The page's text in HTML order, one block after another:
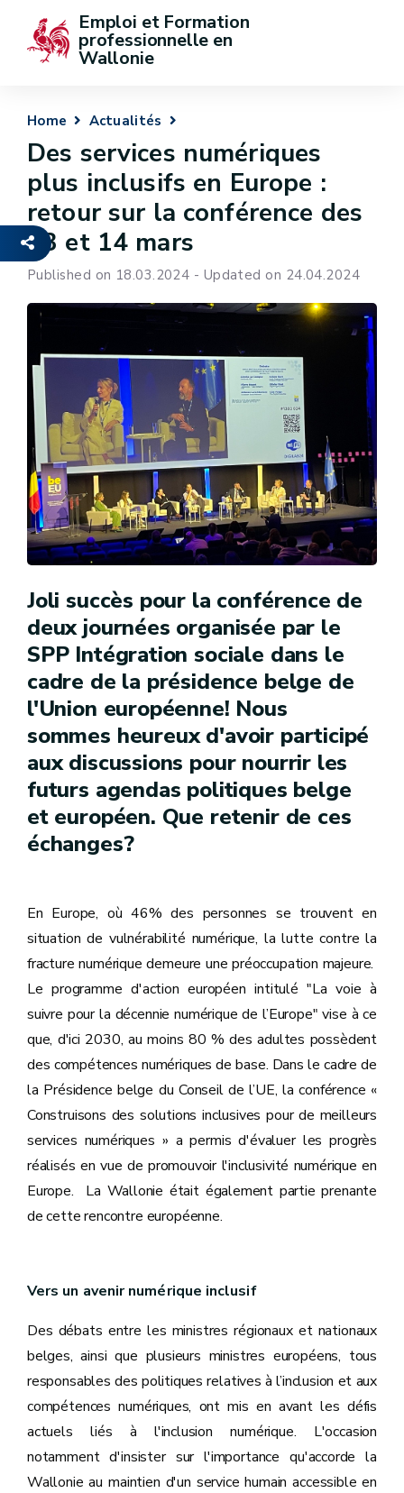
Emploi et Formation
professionnelle en
Wallonie
Home Actualités
Des services numériques
plus inclusifs en Europe :
retour sur la conférence des
13 et 14 mars
Published on 18.03.2024 - Updated on 24.04.2024
Joli succès pour la conférence de
deux journées organisée par le
SPP Intégration sociale dans le
cadre de la présidence belge de
l'Union européenne! Nous
sommes heureux d'avoir participé
aux discussions pour nourrir les
futurs agendas politiques belge
et européen. Que retenir de ces
échanges?
En Europe, où 46% des personnes se trouvent en
situation de vulnérabilité numérique, la lutte contre la
fracture numérique demeure une préoccupation majeure.
Le programme d'action européen intitulé "La voie à
suivre pour la décennie numérique de l’Europe" vise à ce
que, d'ici 2030, au moins 80 % des adultes possèdent
des compétences numériques de base. Dans le cadre de
la Présidence belge du Conseil de l’UE, la conférence «
Construisons des solutions inclusives pour de meilleurs
services numériques » a permis d'évaluer les progrès
réalisés en vue de promouvoir l'inclusivité numérique en
Europe. La Wallonie était également partie prenante
de cette rencontre européenne.
Vers un avenir numérique inclusif
Des débats entre les ministres régionaux et nationaux
belges, ainsi que plusieurs ministres européens, tous
responsables des politiques relatives à l’inclusion et aux
compétences numériques, ont mis en avant les défis
actuels liés à l'inclusion numérique. L'occasion
notamment d'insister sur l'importance qu'accorde la
Wallonie au maintien d'un service humain accessible en